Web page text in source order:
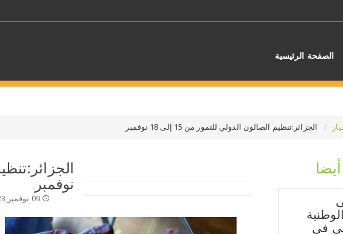
الصفحة الرئيسية
حدد الفئة
الجزائر:تنظيم الصالون الدولي للتمور من 15 إلى 18 نوفمبر
نوفمبر
09 نوفمبر 2023 /
في